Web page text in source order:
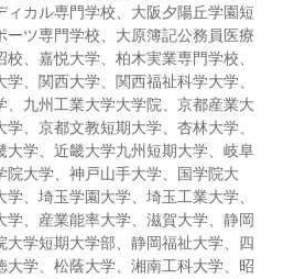
ィカル専門学校、大阪夕陽丘学園短
ツ専門学校、大原簿記公務員医療
、嘉悦大学、柏木実業専門学校、
、関西大学、関西福祉科学大学、
、九州工業大学大学院、京都産業大
、京都文教短期大学、杏林大学、
大学、近畿大学九州短期大学、岐阜
大学、神戸山手大学、国学院大
、埼玉学園大学、埼玉工業大学、
、産業能率大学、滋賀大学、静岡
学短期大学部、静岡福祉大学、四
大学、松蔭大学、湘南工科大学、昭